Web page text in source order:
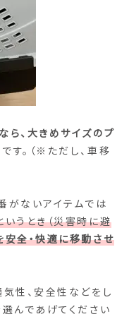
ら、大きめサイズのプ
す。（※ただし、車移
がないアイテムでは
うとき（災害時に避
安全・快適に移動させ
性、安全性などをし
んであげてください